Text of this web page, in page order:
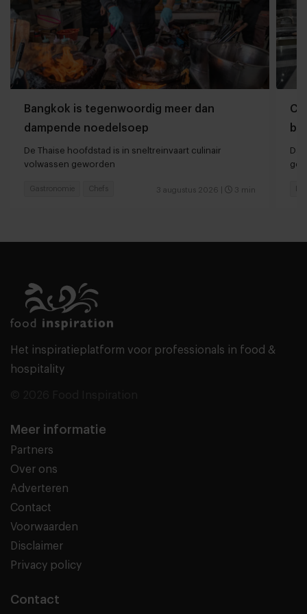
Bangkok is tegenwoordig meer dan
dampende noedelsoep
De Thaise hoofdstad is in sneltreinvaart culinair
volwassen geworden
3 augustus 2026 3 min
Gastronomie Chefs
Het inspiratieplatform voor professionals in food &
hospitality
Meer informatie
Partners
Over ons
Adverteren
Contact
Voorwaarden
Disclaimer
Privacy policy
Contact